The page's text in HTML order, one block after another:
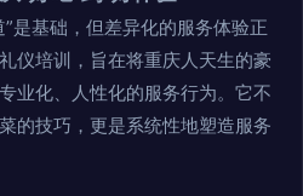
是基础，但差异化的服务体验正
仪培训，旨在将重庆人天生的豪
业化、人性化的服务行为。它不
的技巧，更是系统性地塑造服务